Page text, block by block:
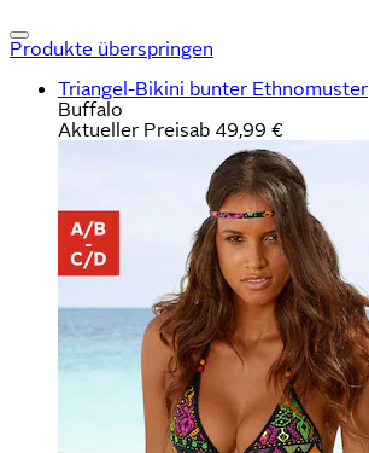
Produkte überspringen
Triangel-Bikini bunter Ethnomuster
Buffalo
Aktueller Preisab 49,99 €